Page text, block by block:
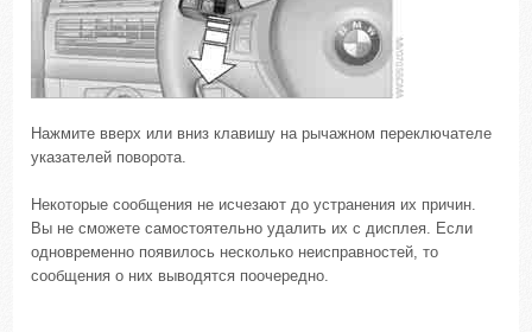
Нажмите вверх или вниз клавишу на рычажном переключателе
указателей поворота.
Некоторые сообщения не исчезают до устранения их причин.
Вы не сможете самостоятельно удалить их с дисплея. Если
одновременно появилось несколько неисправностей, то
сообщения о них выводятся поочередно.